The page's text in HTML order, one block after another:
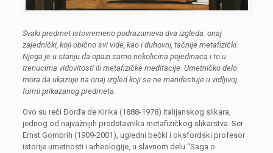
Svaki predmet istovremeno podrazumeva dva izgleda: onaj
zajednički, koji obično svi vide, kao i duhovni, tačnije metafizički.
Njega je u stanju da opazi samo nekolicina pojedinaca i to u
trenucima vidovitosti ili metafizičke meditacije. Umetničko delo
mora da ukazuje na onaj izgled koji se ne manifestuje u vidljivoj
formi prikazanog predmeta.
Ovo su reči Đorđa de Kirika (1888-1978) italijanskog slikara,
jednog od najvažnijih predstavnika metafizičkog slikarstva. Ser
Ernst Gombrih (1909-2001), ugledni bečki i oksfordski profesor
istorije umetnosti i arheologije, u slavnom delu “Saga o